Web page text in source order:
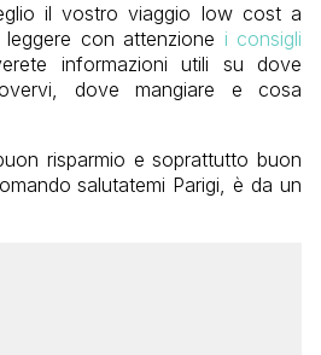
il vostro viaggio low cost a
con attenzione i consigli
informazioni utili su dove
dove mangiare e cosa
risparmio e soprattutto buon
salutatemi Parigi, è da un